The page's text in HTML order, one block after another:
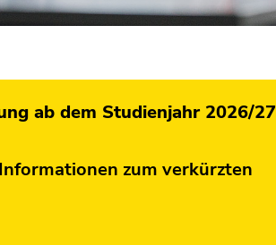
ab dem Studienjahr 2026/27
zum verkürzten